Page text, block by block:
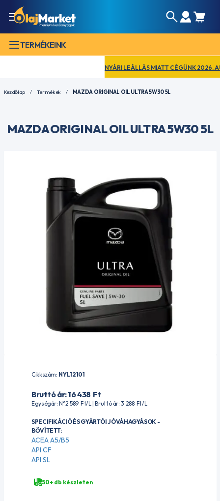
TERMÉKEINK
NYÁRI LEÁLLÁS MIATT CÉGÜNK 2026.
Kezdőlap Termékek MAZDA ORIGINAL OIL ULTRA 5W30 5L
MAZDA ORIGINAL OIL ULTRA 5W30 5L
Cikkszám: NYL12101
Bruttó ár: 16 438 Ft
Egységár: N°2 589 Ft/L | Bruttó ár: 3 288 Ft/L
SPECIFIKÁCIÓ ÉS GYÁRTÓI JÓVÁHAGYÁSOK -
BŐVÍTETT:
ACEA A5/B5
API CF
API SL
50+ db készleten